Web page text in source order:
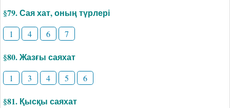
§79. Сая хат, оның түрлері
1 4 6 7
§80. Жазғы саяхат
1 3 4 5 6
§81. Қысқы саяхат